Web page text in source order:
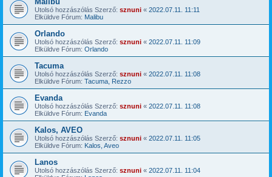
Utolsó hozzászólás Szerző: sznuni « 2022.07.11. 11:11
Elküldve Fórum: Malibu
Orlando
Utolsó hozzászólás Szerző: sznuni « 2022.07.11. 11:09
Elküldve Fórum: Orlando
Tacuma
Utolsó hozzászólás Szerző: sznuni « 2022.07.11. 11:08
Elküldve Fórum: Tacuma, Rezzo
Evanda
Utolsó hozzászólás Szerző: sznuni « 2022.07.11. 11:08
Elküldve Fórum: Evanda
Kalos, AVEO
Utolsó hozzászólás Szerző: sznuni « 2022.07.11. 11:05
Elküldve Fórum: Kalos, Aveo
Lanos
Utolsó hozzászólás Szerző: sznuni « 2022.07.11. 11:04